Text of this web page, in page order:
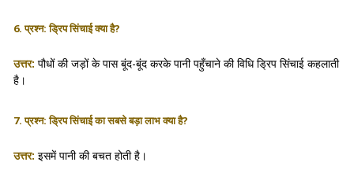
6. प्रश्न: ड्रिप सिंचाई क्या है?
उत्तर: पौधों की जड़ों के पास बूंद-बूंद करके पानी पहुँचाने की विधि ड्रिप सिंचाई कहलाती
है।
7. प्रश्न: ड्रिप सिंचाई का सबसे बड़ा लाभ क्या है?
उत्तर: इसमें पानी की बचत होती है।